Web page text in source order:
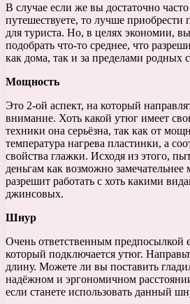
В случае если же вы достаточно
путешествуете, то лучше приобрести
для туриста. Но, в целях экономии,
подобрать что-то среднее, что
как дома, так и за пределами родных
Мощность
Это 2-ой аспект, на который
внимание. Хоть какой утюг имеет
техники она серьёзна, так как от
температура нагрева пластинки, а
свойства глажки. Исходя из этого,
деньгам как возможно замечательнее
разрешит работать с хоть какими
джинсовых.
Шнур
Очень ответственным предпосылкой
который подключается утюг.
длину. Можете ли вы поставить
надёжном и эргономичном
если станете использовать данный